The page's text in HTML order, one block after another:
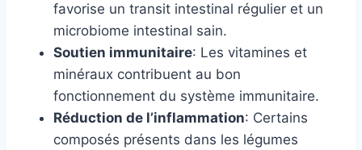
favorise un transit intestinal régulier et un
microbiome intestinal sain.
Soutien immunitaire: Les vitamines et
minéraux contribuent au bon
fonctionnement du système immunitaire.
Réduction de l’inflammation: Certains
composés présents dans les légumes